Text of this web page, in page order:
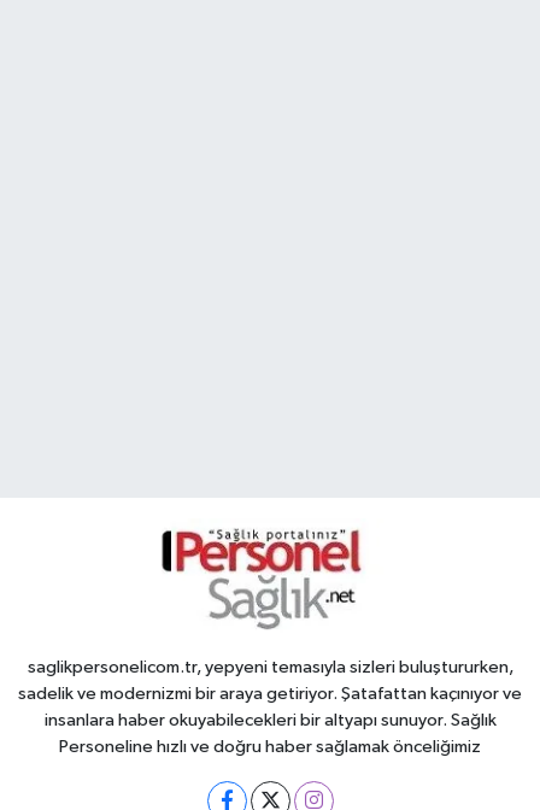
saglikpersonelicom.tr, yepyeni temasıyla sizleri buluştururken,
sadelik ve modernizmi bir araya getiriyor. Şatafattan kaçınıyor ve
insanlara haber okuyabilecekleri bir altyapı sunuyor. Sağlık
Personeline hızlı ve doğru haber sağlamak önceliğimiz